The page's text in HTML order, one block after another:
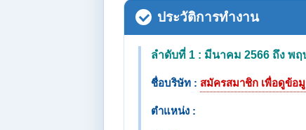
ประวัติการทำงาน
ลำดับที่ 1 : มีนาคม 2566 ถึง พ
ชื่อบริษัท : สมัครสมาชิก เพื่อดูข้อ
ตำแหน่ง :